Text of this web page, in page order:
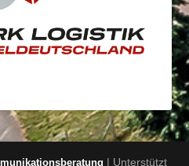
| Unterstützt